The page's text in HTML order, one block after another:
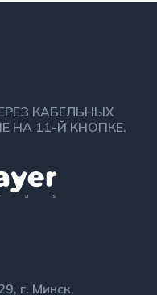
КАБЕЛЬНЫХ
НА 11-Й КНОПКЕ.
г. Минск,